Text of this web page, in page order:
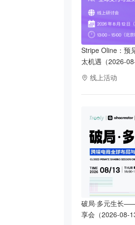
Stripe Oline：预
太机遇（2026-08-
线上活动
破局·多元生长
享会（2026-08-